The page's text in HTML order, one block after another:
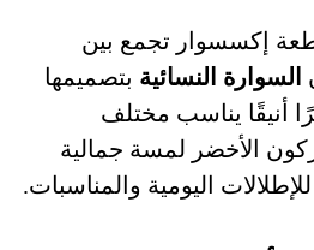
إكسسوار تجمع بين
السوارة النسائية بتصميمها
أنيقًا يناسب مختلف
الأخضر لمسة جمالية
اليومية والمناسبات.